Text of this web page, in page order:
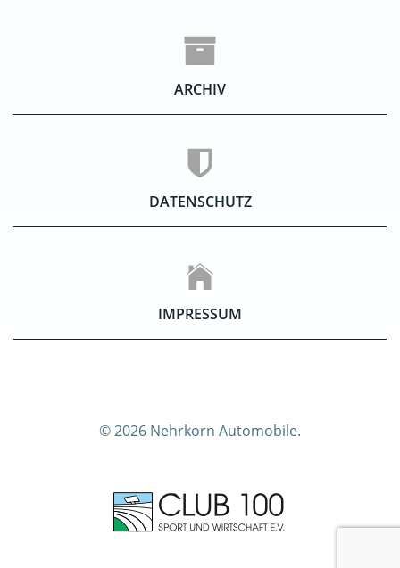
ARCHIV
DATENSCHUTZ
IMPRESSUM
© 2026 Nehrkorn Automobile.